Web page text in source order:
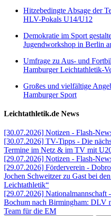
Hitzebedingte Absage der
HLV-Pokals U14/U12
Demokratie im Sport
Jugendworkshop in Berlin
Umfrage zu Aus- und
Hamburger Leichtathletik-
Großes und vielfältige
Hamburger Sport
Leichtathletik.de News
[30.07.2026] Notizen - Flash-
[30.07.2026] TV-Tipps - Die
Termine im Netz & im TV mit
[29.07.2026] Notizen - Flash-
[29.07.2026] Förderverein -
Jochen Schweitzer zu Gast bei
Leichtathletik“
[29.07.2026] Nationalmannschaft
Bochum nach Birmingham: DLV
Team für die EM